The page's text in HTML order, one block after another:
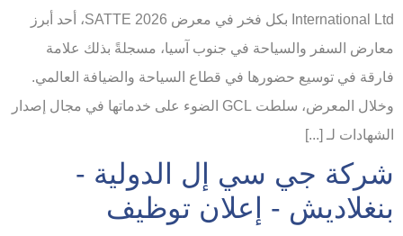
International Ltd بكل فخر في معرض SATTE 2026، أحد أبرز
معارض السفر والسياحة في جنوب آسيا، مسجلةً بذلك علامة
فارقة في توسيع حضورها في قطاع السياحة والضيافة العالمي.
وخلال المعرض، سلطت GCL الضوء على خدماتها في مجال إصدار
الشهادات لـ [...]
شركة جي سي إل الدولية -
بنغلاديش - إعلان توظيف